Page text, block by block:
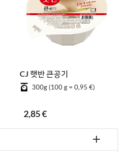
CJ 햇반 큰공기
300g (100 g = 0,95 €)
2,85 €